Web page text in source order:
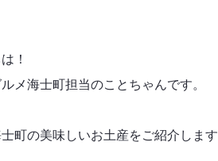
！
メ海士町担当のことちゃんです。
町の美味しいお土産をご紹介します